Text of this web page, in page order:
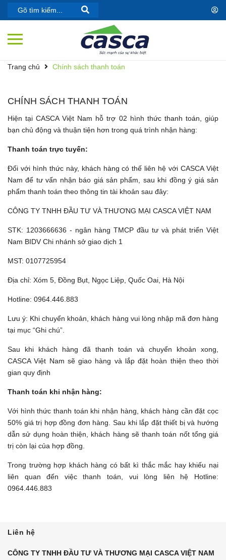
Trang chủ Chính sách thanh toán
CHÍNH SÁCH THANH TOÁN
Hiện tại CASCA Việt Nam hỗ trợ 02 hình thức thanh toán, giúp
bạn chủ động và thuận tiện hơn trong quá trình nhận hàng:
Thanh toán trực tuyến:
Đối với hình thức này, khách hàng có thế liên hệ với CASCA Việt
Nam để tư vấn nhận báo giá sản phẩm, sau khi đồng ý giá sản
phẩm thanh toán theo thông tin tài khoản sau đây:
CÔNG TY TNHH ĐẦU TƯ VÀ THƯƠNG MẠI CASCA VIỆT NAM
STK: 1203666636 - ngân hàng TMCP đầu tư và phát triển Việt
Nam BIDV Chi nhánh sở giao dịch 1
MST: 0107725954
Địa chỉ: Xóm 5, Đồng Bụt, Ngọc Liệp, Quốc Oai, Hà Nội
Hotline: 0964.446.883
Lưu ý: Khi chuyển khoản, khách hàng vui lòng nhập mã đơn hàng
tại mục “Ghi chú”.
Sau khi khách hàng đã thanh toán và chuyển khoản xong,
CASCA Việt Nam sẽ giao hàng và lắp đặt hoàn thiện theo thời
gian quy định
Thanh toán khi nhận hàng:
Với hình thức thanh toán khi nhận hàng, khách hàng cần đặt cọc
50% giá trị hợp đồng đơn hàng. Sau khi lắp đặt thiết bị và hướng
dẫn sử dụng hoàn thiện, khách hàng sẽ thanh toán nốt tổng giá
trị còn lại của hợp đồng.
Trong trường hợp khách hàng có bất kì thắc mắc hay khiếu nại
liên quan đến việc thanh toán, vui lòng liên hệ Hotline:
0964.446.883
Liên hệ
CÔNG TY TNHH ĐẦU TƯ VÀ THƯƠNG MẠI CASCA VIỆT NAM